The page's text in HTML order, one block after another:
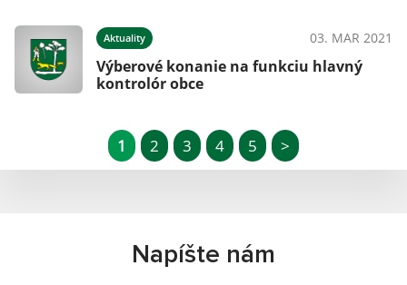
Aktuality 03. MAR 2021
Výberové konanie na funkciu hlavný
kontrolór obce
1 2 3 4 5 >
Napíšte nám